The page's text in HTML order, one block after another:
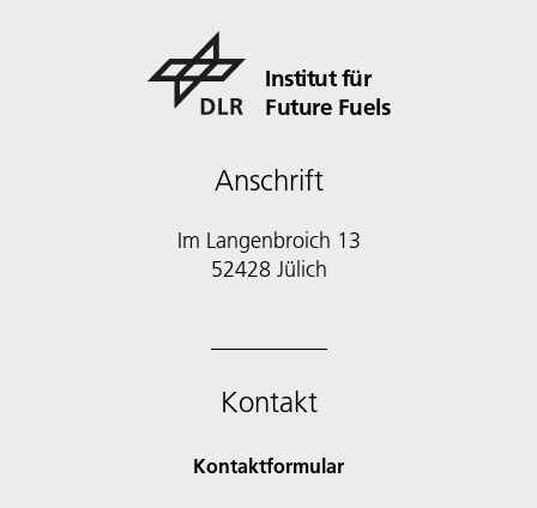
Institut für
Future Fuels
Anschrift
Im Langenbroich 13
52428 Jülich
Kontakt
Kontaktformular